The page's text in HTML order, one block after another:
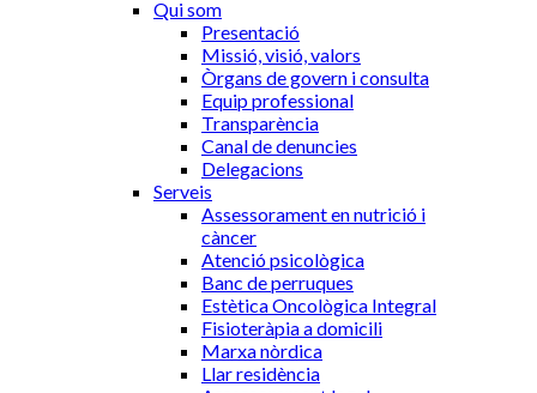
Qui som
Presentació
Missió, visió, valors
Òrgans de govern i consulta
Equip professional
Transparència
Canal de denuncies
Delegacions
Serveis
Assessorament en nutrició i
càncer
Atenció psicològica
Banc de perruques
Estètica Oncològica Integral
Fisioteràpia a domicili
Marxa nòrdica
Llar residència